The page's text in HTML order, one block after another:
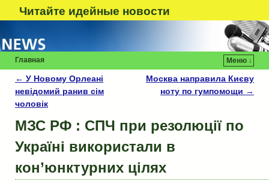
Читайте идейные новости
Главная Меню ↓
Навигация по записям
← У Новому Орлеані
невідомий ранив сім
чоловік
Москва направила Києву
ноту по гумпомощи →
МЗС РФ : СПЧ при резолюції по
Україні використали в
кон’юнктурних цілях